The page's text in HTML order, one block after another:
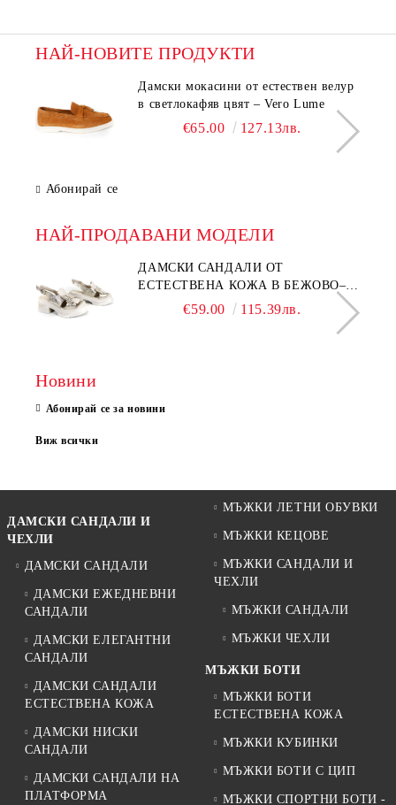
НАЙ-НОВИТЕ ПРОДУКТИ
Дамски мокасини от естествен велур
в светлокафяв цвят – Vero Lume
€65.00 127.13лв.
Абонирай се
НАЙ-ПРОДАВАНИ МОДЕЛИ
ДАМСКИ САНДАЛИ ОТ
ЕСТЕСТВЕНА КОЖА В БЕЖОВО–
МОДЕЛ NOVA.
€59.00 115.39лв.
Новини
Абонирай се за новини
Виж всички
ДАМСКИ САНДАЛИ И
ЧЕХЛИ
ДАМСКИ САНДАЛИ
ДАМСКИ ЕЖЕДНЕВНИ
САНДАЛИ
ДАМСКИ ЕЛЕГАНТНИ
САНДАЛИ
ДАМСКИ САНДАЛИ
ЕСТЕСТВЕНА КОЖА
ДАМСКИ НИСКИ
САНДАЛИ
ДАМСКИ САНДАЛИ НА
ПЛАТФОРМА
МЪЖКИ ЛЕТНИ ОБУВКИ
МЪЖКИ КЕЦОВЕ
МЪЖКИ САНДАЛИ И
ЧЕХЛИ
МЪЖКИ САНДАЛИ
МЪЖКИ ЧЕХЛИ
МЪЖКИ БОТИ
МЪЖКИ БОТИ
ЕСТЕСТВЕНА КОЖА
МЪЖКИ КУБИНКИ
МЪЖКИ БОТИ С ЦИП
МЪЖКИ СПОРТНИ БОТИ -